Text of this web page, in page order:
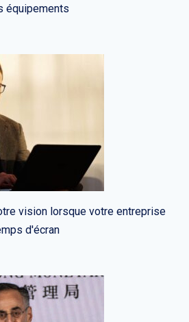
équipements
vision lorsque votre entreprise
d'écran